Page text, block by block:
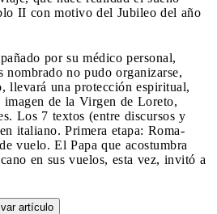
II con motivo del Jubileo del año
por su médico personal,
nombrado no pudo organizarse,
llevará una protección espiritual,
de la Virgen de Loreto,
Los 7 textos (entre discursos y
italiano. Primera etapa: Roma-
vuelo. El Papa que acostumbra
en sus vuelos, esta vez, invitó a
artículo